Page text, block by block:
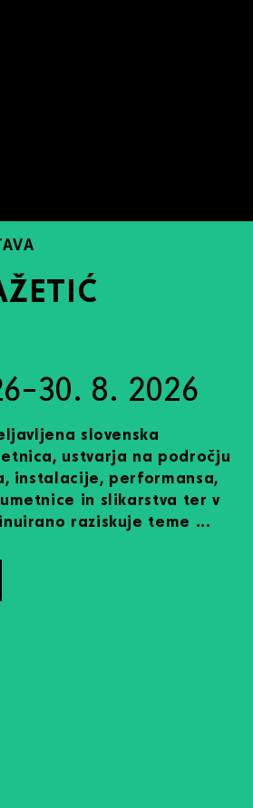
8. 2026
slovenska
ustvarja na področju
instalacije, performansa,
in slikarstva ter v
raziskuje teme ...